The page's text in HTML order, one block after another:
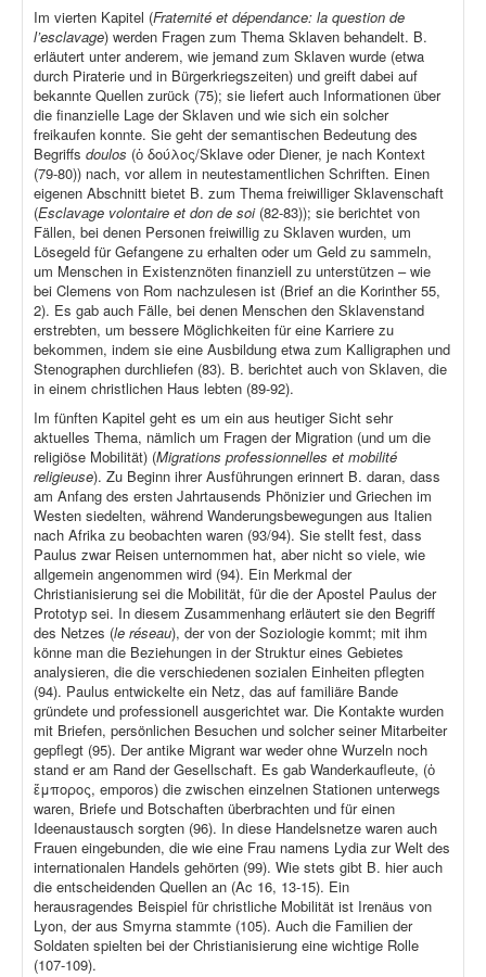
Im vierten Kapitel (Fraternité et dépendance: la question de
l’esclavage) werden Fragen zum Thema Sklaven behandelt. B.
erläutert unter anderem, wie jemand zum Sklaven wurde (etwa
durch Piraterie und in Bürgerkriegszeiten) und greift dabei auf
bekannte Quellen zurück (75); sie liefert auch Informationen über
die finanzielle Lage der Sklaven und wie sich ein solcher
freikaufen konnte. Sie geht der semantischen Bedeutung des
Begriffs doulos (ὁ δούλος/Sklave oder Diener, je nach Kontext
(79-80)) nach, vor allem in neutestamentlichen Schriften. Einen
eigenen Abschnitt bietet B. zum Thema freiwilliger Sklavenschaft
(Esclavage volontaire et don de soi(82-83)); sie berichtet von
Fällen, bei denen Personen freiwillig zu Sklaven wurden, um
Lösegeld für Gefangene zu erhalten oder um Geld zu sammeln,
um Menschen in Existenznöten finanziell zu unterstützen – wie
bei Clemens von Rom nachzulesen ist (Brief an die Korinther 55,
2). Es gab auch Fälle, bei denen Menschen den Sklavenstand
erstrebten, um bessere Möglichkeiten für eine Karriere zu
bekommen, indem sie eine Ausbildung etwa zum Kalligraphen und
Stenographen durchliefen (83). B. berichtet auch von Sklaven, die
in einem christlichen Haus lebten (89-92).
Im fünften Kapitel geht es um ein aus heutiger Sicht sehr
aktuelles Thema, nämlich um Fragen der Migration (und um die
religiöse Mobilität) (Migrations professionnelles et mobilité
religieuse). Zu Beginn ihrer Ausführungen erinnert B. daran, dass
am Anfang des ersten Jahrtausends Phönizier und Griechen im
Westen siedelten, während Wanderungsbewegungen aus Italien
nach Afrika zu beobachten waren (93/94). Sie stellt fest, dass
Paulus zwar Reisen unternommen hat, aber nicht so viele, wie
allgemein angenommen wird (94). Ein Merkmal der
Christianisierung sei die Mobilität, für die der Apostel Paulus der
Prototyp sei. In diesem Zusammenhang erläutert sie den Begriff
des Netzes (le réseau), der von der Soziologie kommt; mit ihm
könne man die Beziehungen in der Struktur eines Gebietes
analysieren, die die verschiedenen sozialen Einheiten pflegten
(94). Paulus entwickelte ein Netz, das auf familiäre Bande
gründete und professionell ausgerichtet war. Die Kontakte wurden
mit Briefen, persönlichen Besuchen und solcher seiner Mitarbeiter
gepflegt (95). Der antike Migrant war weder ohne Wurzeln noch
stand er am Rand der Gesellschaft. Es gab Wanderkaufleute, (ὁ
ἔμπορος, emporos) die zwischen einzelnen Stationen unterwegs
waren, Briefe und Botschaften überbrachten und für einen
Ideenaustausch sorgten (96). In diese Handelsnetze waren auch
Frauen eingebunden, die wie eine Frau namens Lydia zur Welt des
internationalen Handels gehörten (99). Wie stets gibt B. hier auch
die entscheidenden Quellen an (Ac 16, 13-15). Ein
herausragendes Beispiel für christliche Mobilität ist Irenäus von
Lyon, der aus Smyrna stammte (105). Auch die Familien der
Soldaten spielten bei der Christianisierung eine wichtige Rolle
(107-109).